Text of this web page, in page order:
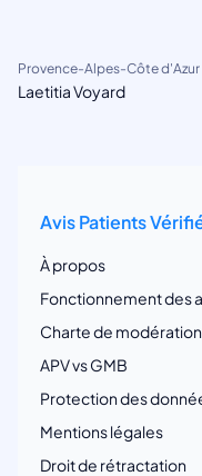
Provence-Alpes-Côte d'Azur
Laetitia Voyard
Avis Patients
À propos
Fonctionnement des
Charte de modération
APV vs GMB
Protection des
Mentions légales
Droit de rétractation